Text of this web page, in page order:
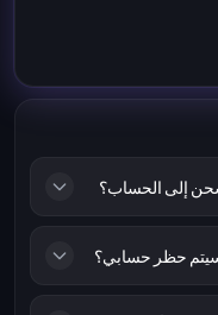
إلى الحساب؟
حظر حسابي؟